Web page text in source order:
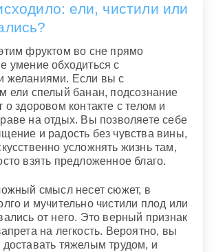
ели, чистили или
фруктом во сне прямо
умение обходиться с
желаниями. Если вы с
ели спелый банан, подсознание
о здоровом контакте с телом и
на отдых. Вы позволяете себе
и радость без чувства вины,
усложнять жизнь там,
взять предложенное благо.
смысл несет сюжет, в
и мучительно чистили плод или
от него. Это верный признак
на легкость. Вероятно, вы
тяжелым трудом, и